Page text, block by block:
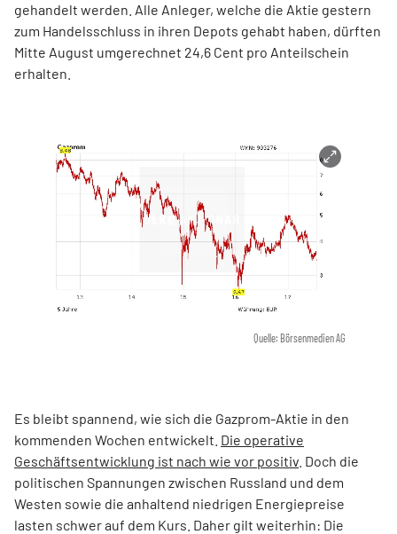
gehandelt werden. Alle Anleger, welche die Aktie gestern
zum Handelsschluss in ihren Depots gehabt haben, dürften
Mitte August umgerechnet 24,6 Cent pro Anteilschein
erhalten.
Quelle: Börsenmedien AG
Es bleibt spannend, wie sich die Gazprom-Aktie in den
kommenden Wochen entwickelt. Die operative
Geschäftsentwicklung ist nach wie vor positiv . Doch die
politischen Spannungen zwischen Russland und dem
Westen sowie die anhaltend niedrigen Energiepreise
lasten schwer auf dem Kurs. Daher gilt weiterhin: Die